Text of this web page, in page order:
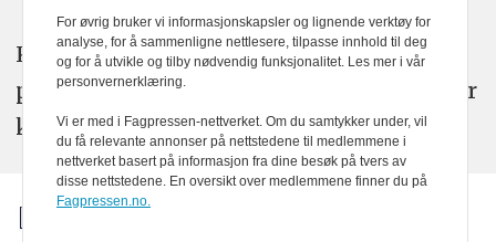
KOM24 arbeider etter Vær Varsom-
plakatens regler for god presseskikk. Her
kan du lese mer omPFUsarbeid.
For øvrig bruker vi informasjonskapsler og lignende verktøy for
analyse, for å sammenligne nettlesere, tilpasse innhold til deg
og for å utvikle og tilby nødvendig funksjonalitet. Les mer i vår
personvernerklæring.
Vi er med i Fagpressen-nettverket. Om du samtykker under, vil
du få relevante annonser på nettstedene til medlemmene i
nettverket basert på informasjon fra dine besøk på tvers av
disse nettstedene. En oversikt over medlemmene finner du på
Fagpressen.no.